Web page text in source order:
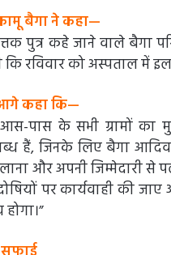
बैगा ने कहा—
दत्तक पुत्र कहे जाने वाले
कि रविवार को अस्पताल में
कहा कि—
पास के सभी ग्रामों का
हैं, जिनके लिए बैगा
और अपनी जिम्मेदारी से
पर कार्यवाही की